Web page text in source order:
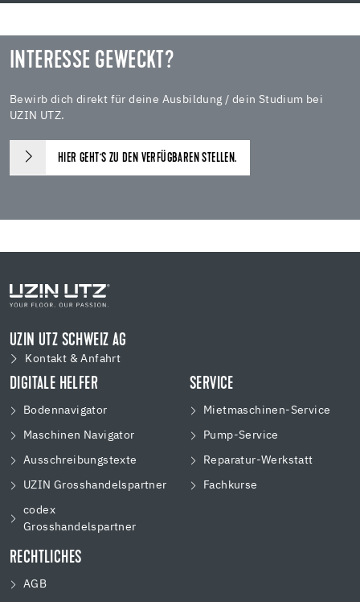
INTERESSE GEWECKT?
Bewirb dich direkt für deine Ausbildung / dein Studium bei
UZIN UTZ.
HIER GEHT´S ZU DEN VERFÜGBAREN STELLEN.
UZIN UTZ SCHWEIZ AG
Kontakt & Anfahrt
DIGITALE HELFER
Bodennavigator
Maschinen Navigator
Ausschreibungstexte
UZIN Grosshandelspartner
codex
Grosshandelspartner
SERVICE
Mietmaschinen-Service
Pump-Service
Reparatur-Werkstatt
Fachkurse
RECHTLICHES
AGB